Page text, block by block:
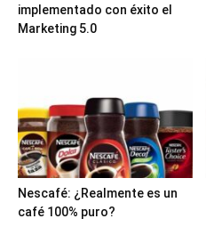
implementado con éxito el
Marketing 5.0
Nescafé: ¿Realmente es un
café 100% puro?